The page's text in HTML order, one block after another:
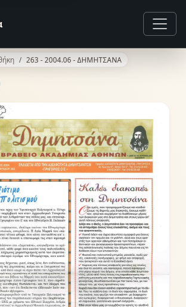
263 - 2004.06 - ΔΗΜΗΤΣΑΝΑ